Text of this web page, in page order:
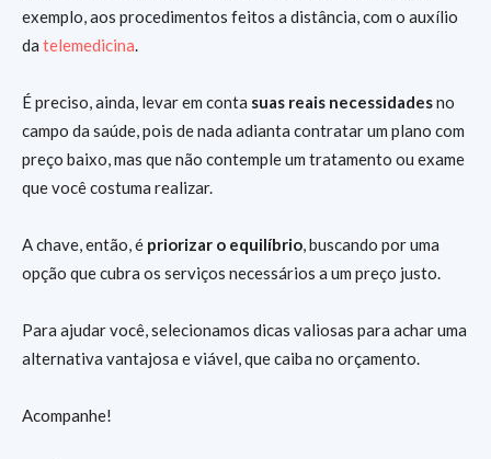
exemplo, aos procedimentos feitos a distância, com o auxílio
da telemedicina.
É preciso, ainda, levar em conta suas reais necessidadesno
campo da saúde, pois de nada adianta contratar um plano com
preço baixo, mas que não contemple um tratamento ou exame
que você costuma realizar.
A chave, então, é priorizar o equilíbrio, buscando por uma
opção que cubra os serviços necessários a um preço justo.
Para ajudar você, selecionamos dicas valiosas para achar uma
alternativa vantajosa e viável, que caiba no orçamento.
Acompanhe!